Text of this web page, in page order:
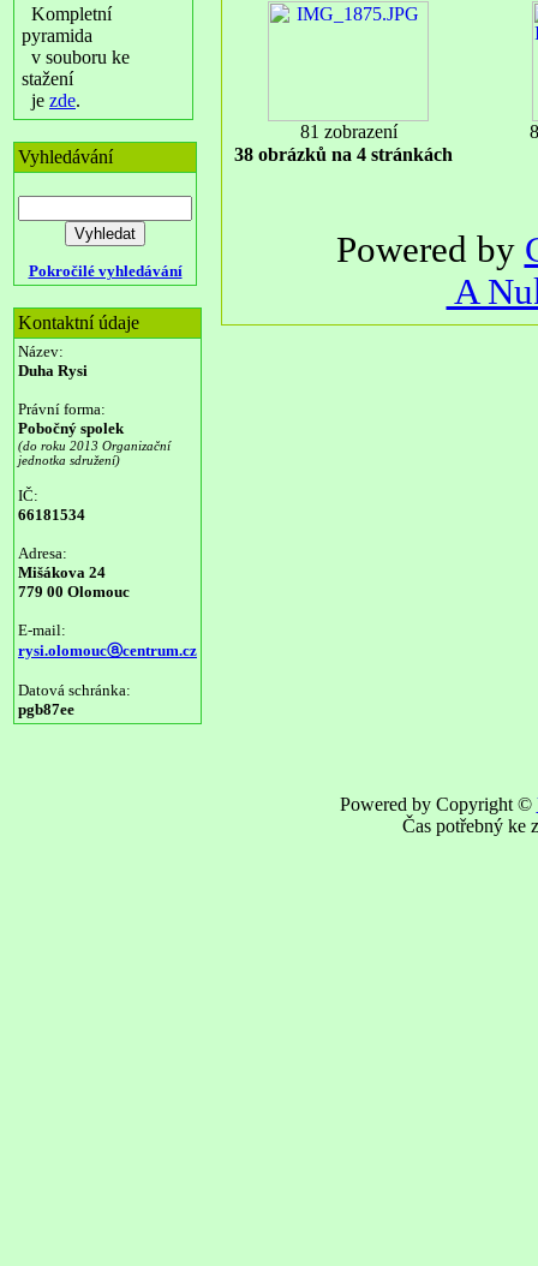
Kompletní
pyramida
v souboru ke
stažení
je zde.
Vyhledávání
Pokročilé vyhledávání
Kontaktní údaje
Název:
Duha Rysi
Právní forma:
Pobočný spolek
(do roku 2013 Organizační
jednotka sdružení)
IČ:
66181534
Adresa:
Mišákova 24
779 00 Olomouc
E-mail:
rysi.olomoucⓐcentrum.cz
Datová schránka:
pgb87ee
81 zobrazení
38 obrázků na 4 stránkách
Powered by
A
Powered by Copyright ©
Čas potřebný ke